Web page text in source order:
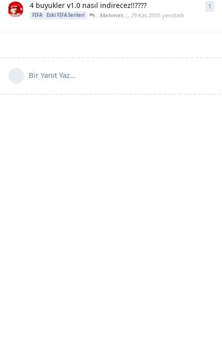
4 buyukler v1.0 nasıl indirecez!!????
FIFA Eski FIFA Serileri ...Mehmet..., 29 Kas 2005yanıtladı
1
Bir Yanıt Yaz...